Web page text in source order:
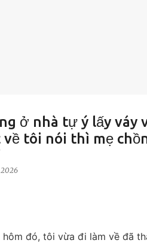
ở nhà tự ý lấy váy
về tôi nói thì mẹ
hôm đó, tôi vừa đi làm về đã